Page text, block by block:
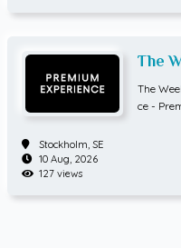
The
The
ce -
Stockholm, SE
10 Aug, 2026
127 views